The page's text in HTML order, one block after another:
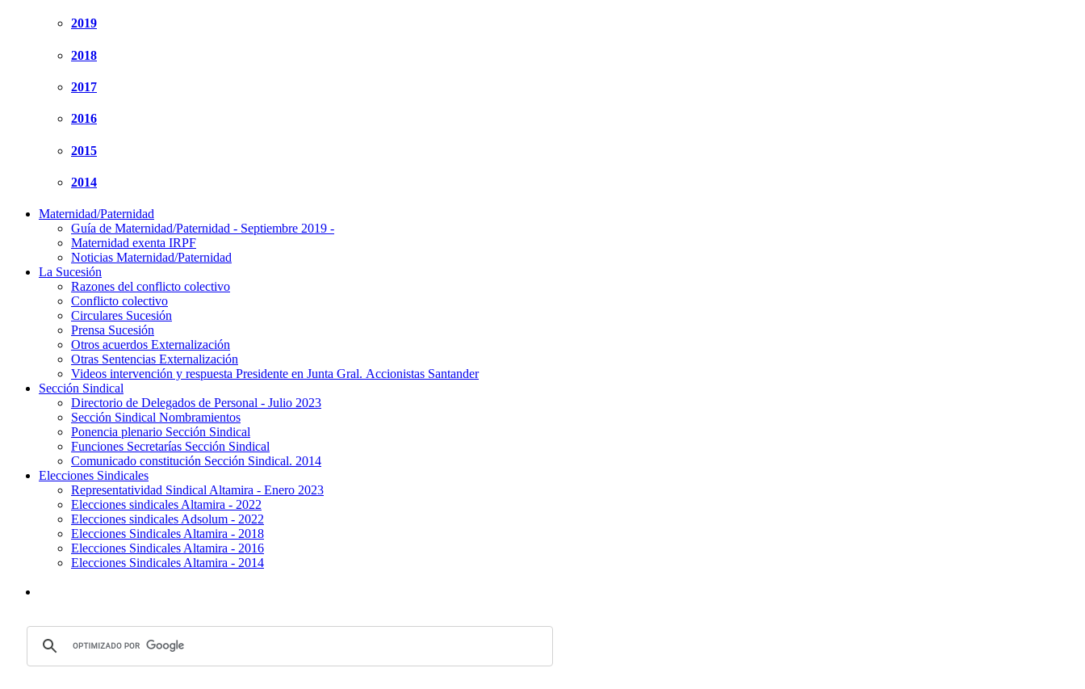
2019
2018
2017
2016
2015
2014
Maternidad/Paternidad
Guía de Maternidad/Paternidad - Septiembre 2019 -
Maternidad exenta IRPF
Noticias Maternidad/Paternidad
La Sucesión
Razones del conflicto colectivo
Conflicto colectivo
Circulares Sucesión
Prensa Sucesión
Otros acuerdos Externalización
Otras Sentencias Externalización
Videos intervención y respuesta Presidente en Junta Gral. Accionistas Santander
Sección Sindical
Directorio de Delegados de Personal - Julio 2023
Sección Sindical Nombramientos
Ponencia plenario Sección Sindical
Funciones Secretarías Sección Sindical
Comunicado constitución Sección Sindical. 2014
Elecciones Sindicales
Representatividad Sindical Altamira - Enero 2023
Elecciones sindicales Altamira - 2022
Elecciones sindicales Adsolum - 2022
Elecciones Sindicales Altamira - 2018
Elecciones Sindicales Altamira - 2016
Elecciones Sindicales Altamira - 2014